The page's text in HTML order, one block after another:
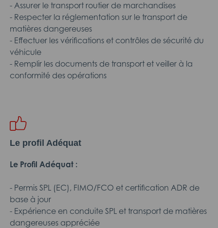
- Assurer le transport routier de marchandises
- Respecter la réglementation sur le transport de
matières dangereuses
- Effectuer les vérifications et contrôles de sécurité du
véhicule
- Remplir les documents de transport et veiller à la
conformité des opérations
Le profil Adéquat
Le Profil Adéquat :
- Permis SPL (EC), FIMO/FCO et certification ADR de
base à jour
- Expérience en conduite SPL et transport de matières
dangereuses appréciée